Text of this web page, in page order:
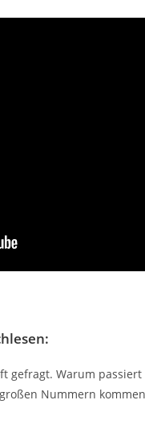
gefragt. Warum
Nummern